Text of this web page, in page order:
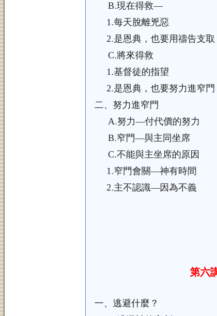
B.現在得救—
1.每天脫離兇惡
2.是恩典，也要用禱告支取
C.將來得救
1.基督徒的指望
2.是恩典，也要努力進窄門
二、 努力進窄門
A.努力—付代價的努力
B.窄門—與主同坐席
C.不能與主坐席的原因
1.窄門會關—神有時間
2.主不認識—因為不義
第六
一、 逃避什麼？